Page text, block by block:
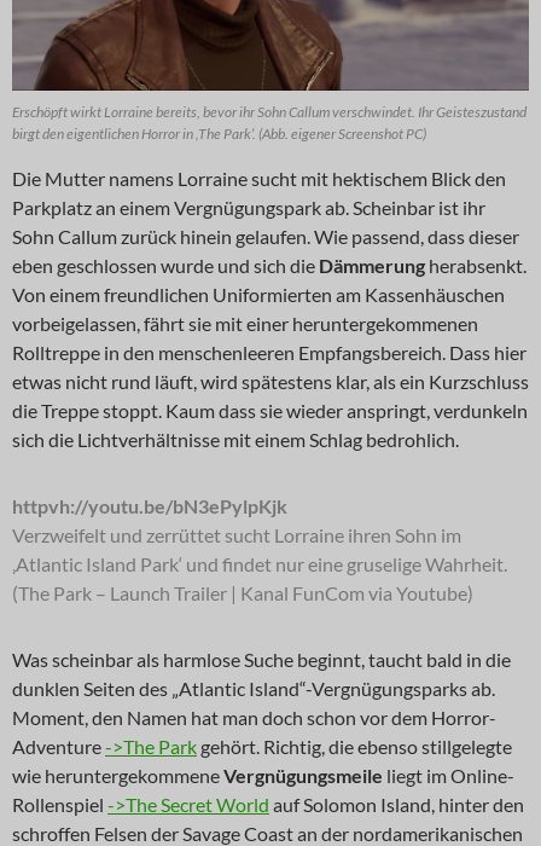
Erschöpft wirkt Lorraine bereits, bevor ihr Sohn Callum verschwindet. Ihr Geisteszustand
birgt den eigentlichen Horror in ‚The Park‘. (Abb. eigener Screenshot PC)
Die Mutter namens Lorraine sucht mit hektischem Blick den
Parkplatz an einem Vergnügungspark ab. Scheinbar ist ihr
Sohn Callum zurück hinein gelaufen. Wie passend, dass dieser
eben geschlossen wurde und sich die Dämmerung herabsenkt.
Von einem freundlichen Uniformierten am Kassenhäuschen
vorbeigelassen, fährt sie mit einer heruntergekommenen
Rolltreppe in den menschenleeren Empfangsbereich. Dass hier
etwas nicht rund läuft, wird spätestens klar, als ein Kurzschluss
die Treppe stoppt. Kaum dass sie wieder anspringt, verdunkeln
sich die Lichtverhältnisse mit einem Schlag bedrohlich.
httpvh://youtu.be/bN3ePylpKjk
Verzweifelt und zerrüttet sucht Lorraine ihren Sohn im
‚Atlantic Island Park‘ und findet nur eine gruselige Wahrheit.
(The Park – Launch Trailer | Kanal FunCom via Youtube)
Was scheinbar als harmlose Suche beginnt, taucht bald in die
dunklen Seiten des „Atlantic Island“-Vergnügungsparks ab.
Moment, den Namen hat man doch schon vor dem Horror-
Adventure->The Park gehört. Richtig, die ebenso stillgelegte
wie heruntergekommeneVergnügungsmeile liegt im Online-
Rollenspiel ->The Secret World auf Solomon Island, hinter den
schroffen Felsen der Savage Coast an der nordamerikanischen